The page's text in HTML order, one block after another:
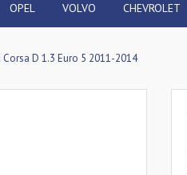
OPEL VOLVO CHEVROLET
Corsa D 1.3 Euro 5 2011-2014